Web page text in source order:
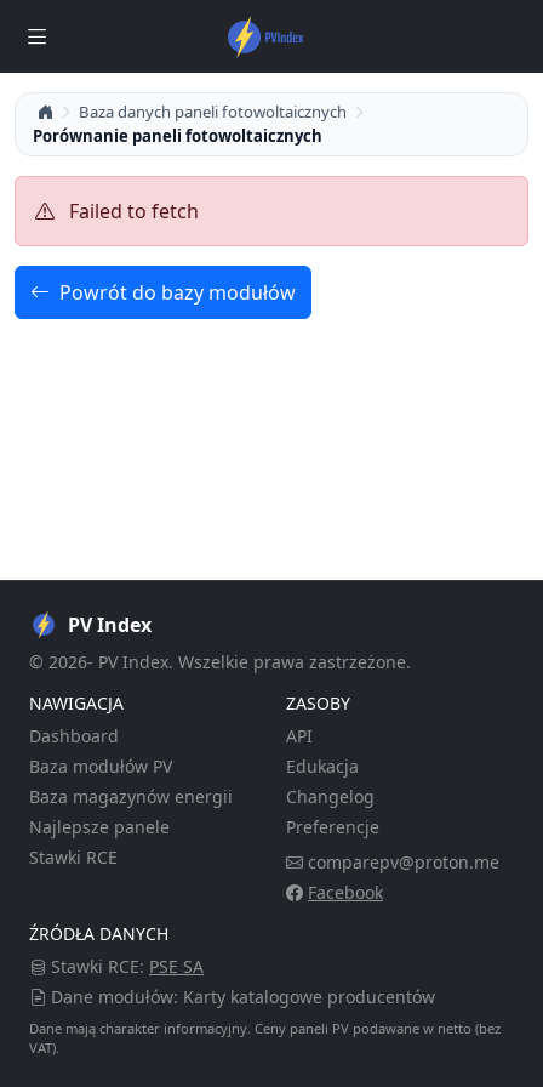
Baza danych paneli fotowoltaicznych
Porównanie paneli fotowoltaicznych
Failed to fetch
Powrót do bazy modułów
PV Index
© 2026- PV Index. Wszelkie prawa zastrzeżone.
NAWIGACJA
Dashboard
Baza modułów PV
Baza magazynów energii
Najlepsze panele
Stawki RCE
ZASOBY
API
Edukacja
Changelog
Preferencje
comparepv@proton.me
Facebook
ŹRÓDŁA DANYCH
Stawki RCE: PSE SA
Dane modułów: Karty katalogowe producentów
Dane mają charakter informacyjny. Ceny paneli PV podawane w netto (bez
VAT).